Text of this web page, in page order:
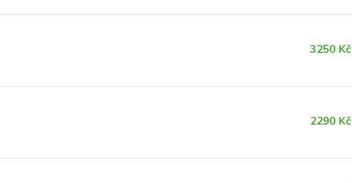
3250 Kč
2290 Kč